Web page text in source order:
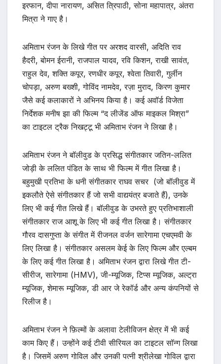
इरफान, दीपा नारायण, असित त्रिपाठी, सोना महापात्र, अंतरा
मित्रा ने गाए है।
अमिताभ रंजन के लिखे गीत पर अरशद वारसी, अदिति राव
हैदरी, बोमन ईरानी, राजपाल यादव, रवि किशन, राखी सावंत,
राहुल देव, शक्ति कपूर, रणधीर कपूर, श्वेता तिवारी, गुर्लीन
चोपड़ा, अरुण बख्शी, गोविंद नामदेव, रज़ा मुराद, किरण कुमार
जैसे कई कलाकारों ने अभिनय किया है। कई अवॉर्ड विजेता
निर्देशक मनीष झा की फिल्म “द लीजेंड ऑफ माइकल मिश्रा”
का टाइटल ट्रैक निखट्टू भी अमिताभ रंजन ने लिखा है।
अमिताभ रंजन ने बॉलीवुड के प्रसिद्ध संगीतकार जतिन-ललित
जोड़ी के ललित पंडित के साथ भी फिल्म में गीत लिखा है।
बहुमुखी प्रतिभा के धनी संगीतकार राघव सचर (जो बॉलीवुड में
इकलौते ऐसे संगीतकार हैं जो सभी वाद्ययंत्र बजाते हैं), उनके
लिए भी कई गीत लिखे हैं। बॉलीवुड के उभरते हुए प्रतिभाशाली
संगीतकार राज आशू के लिए भी कई गीत लिखा है। संगीतकार
गौरव दासगुप्ता के संगीत में रीजनल वर्जन सारेगामा एचएमवी के
लिए लिखा है। संगीतकार असलम केई के लिए फिल्म और एल्बम
के लिए कई गीत लिखा है। अमिताभ रंजन द्वारा लिखे गीत टी-
सीरीज, सारेगामा (HMV), जी-म्यूजिक, टिप्स म्यूजिक, अल्ट्रा
म्यूजिक, शेमारू म्यूजिक, डी आर जे रेकॉर्ड और अन्य कंपनियों से
रिलीज है।
अमिताभ रंजन ने फ़िल्मों के अलावा टेलीविजन क्षेत्र में भी कई
काम किए हैं। उन्होंने कई टीवी सीरियल का टाइटल सॉन्ग लिखा
है। जिसमें अरुण गोविल और उनकी पत्नी श्रीलेखा गोविल द्वारा